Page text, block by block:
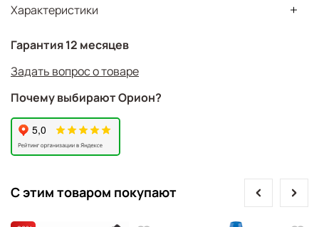
Характеристики
Гарантия 12 месяцев
Задать вопрос о товаре
Почему выбирают Орион?
С этим товаром покупают
prev next